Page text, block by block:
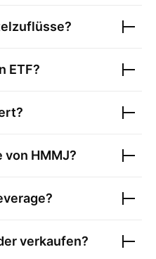
ETF?
von HMMJ?
verkaufen?